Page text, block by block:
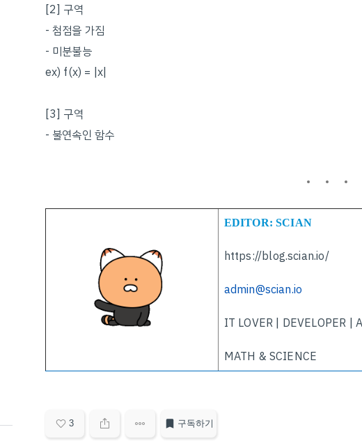
[2] 구역
- 첨점을 가짐
- 미분불능
ex) f(x) = |x|
[3] 구역
- 불연속인 함수
EDITOR: SCIAN
https://blog.scian.io/
admin@scian.io
IT LOVER | DEVELOPER |
MATH & SCIENCE
3 구독하기